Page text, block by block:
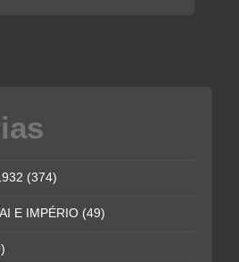
(374)
E IMPÉRIO (49)